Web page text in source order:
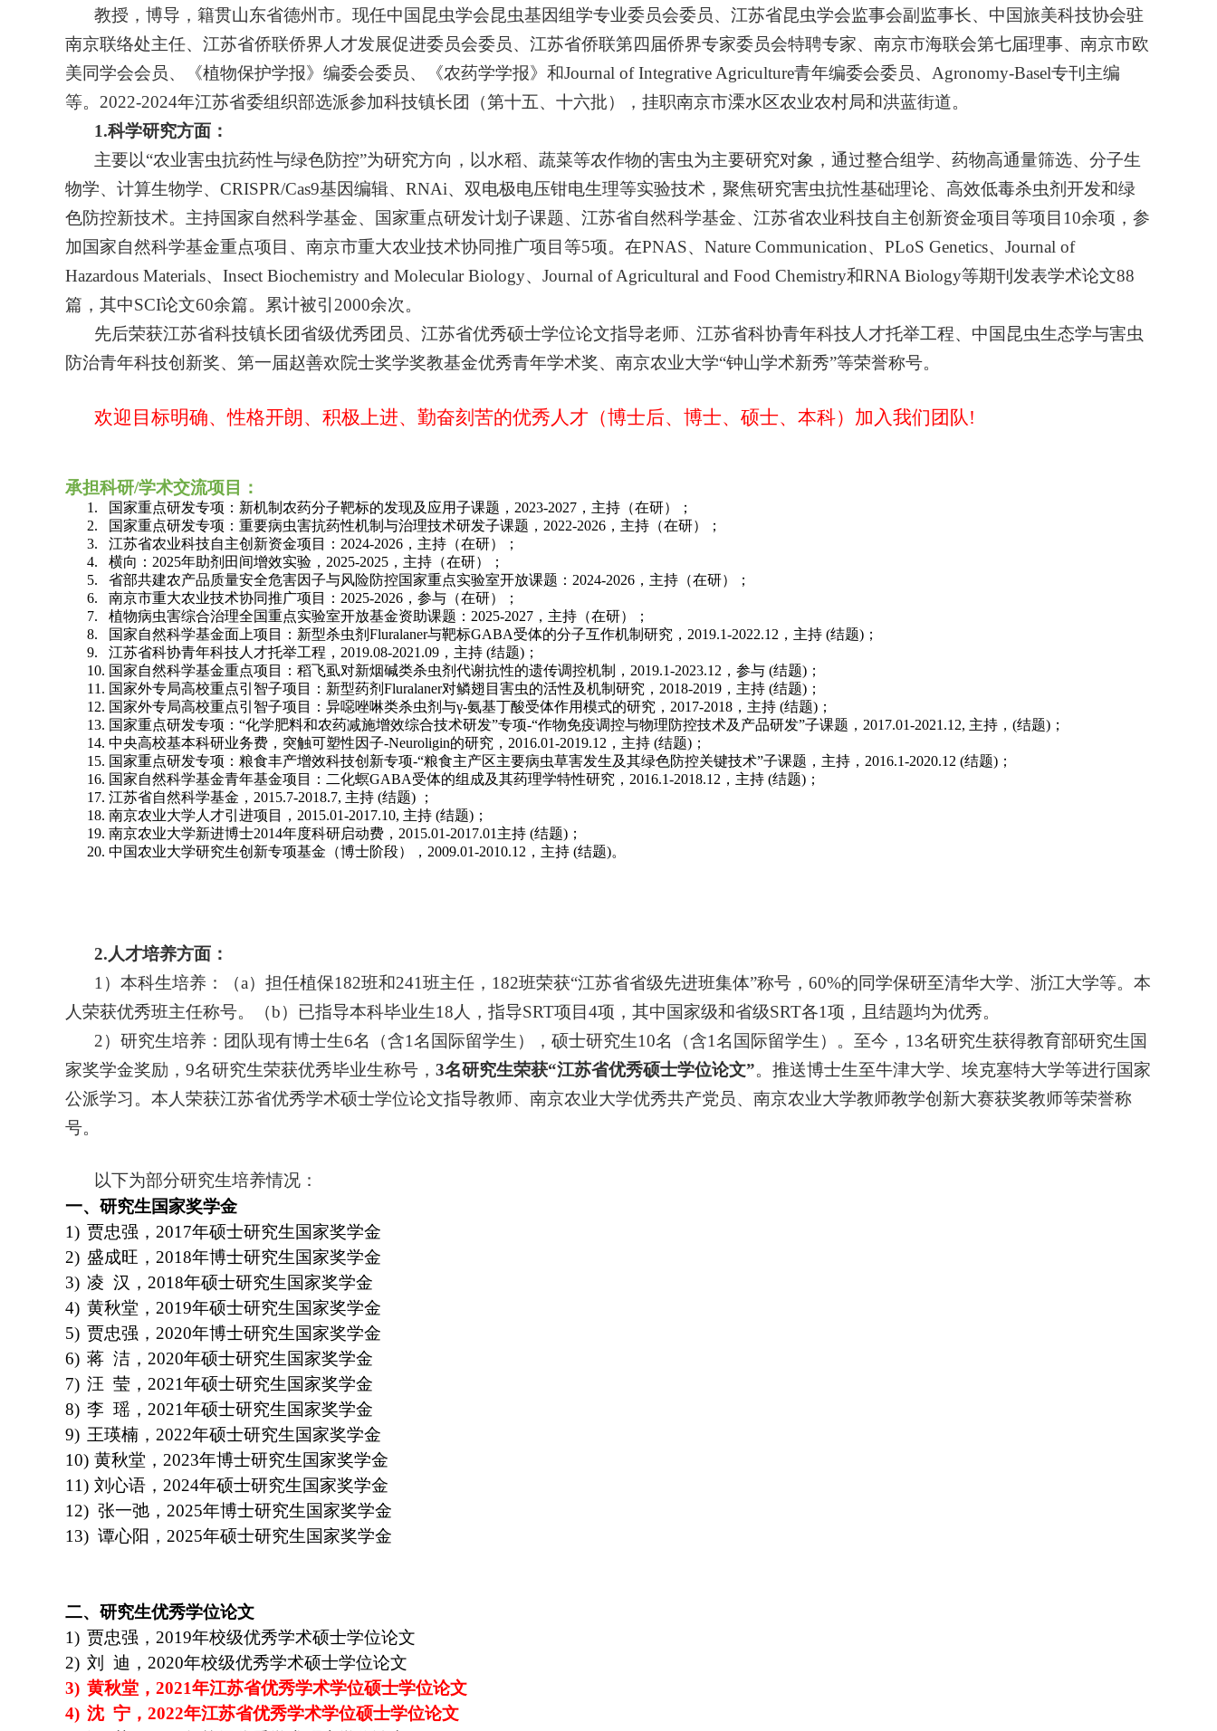
教授，博导，籍贯山东省德州市。现任中国昆虫学会昆虫基因组学专业委员会委员、江苏省昆虫学会监事会副监事长、中国旅美科技协会驻
南京联络处主任、江苏省侨联侨界人才发展促进委员会委员、江苏省侨联第四届侨界专家委员会特聘专家、南京市海联会第七届理事、南京市欧
美同学会会员、《植物保护学报》编委会委员、《农药学学报》和Journal of Integrative Agriculture青年编委会委员、 Agronomy-Basel专刊主编
等。 2022-2024年江苏省委组织部选派参加科技镇长团（第十五、十六批），挂职南京市溧水区农业农村局和洪蓝街道。
1.科学研究方面：
主要以“农业害虫抗药性与绿色防控”为研究方向，以水稻、蔬菜等农作物的害虫为主要研究对象，通过整合组学、药物高通量筛选、分子生
物学、计算生物学、 CRISPR/Cas9基因编辑、 RNAi、双电极电压钳电生理等实验技术，聚焦研究害虫抗性基础理论、高效低毒杀虫剂开发和绿
色防控新技术。主持国家自然科学基金、国家重点研发计划子课题、江苏省自然科学基金、江苏省农业科技自主创新资金项目等项目 10余项，参
加国家自然科学基金重点项目、南京市重大农业技术协同推广项目等5项。在PNAS、 Nature Communication、 PLoS Genetics、 Journal of
Hazardous Materials、 Insect Biochemistry and Molecular Biology、 Journal of Agricultural and Food Chemistry和RNA Biology等期刊发表学术论文88
篇，其中SCI论文60余篇。累计被引 2000余次。
先后荣获江苏省科技镇长团省级优秀团员、江苏省优秀硕士学位论文指导老师、江苏省科协青年科技人才托举工程、中国昆虫生态学与害虫
防治青年科技创新奖、第一届赵善欢院士奖学奖教基金优秀青年学术奖、南京农业大学“钟山学术新秀”等荣誉称号。
欢迎目标明确、性格开朗、积极上进、勤奋刻苦的优秀人才（博士后、博士、硕士、本科）加入我们团队!
承担科研/学术交流项目：
1. 国家重点研发专项：新机制农药分子靶标的发现及应用子课题， 2023-2027 ，主持（在研）；
2.
国家重点研发专项：重要病虫害抗药性机制与治理技术研发子课题， 2022-2026 ，主持（在研）；
3.
江苏省农业科技自主创新资金项目： 2024-2026 ，主持（在研）；
4.
横向： 2025年助剂田间增效实验， 2025-2025 ，主持（在研）；
5.
省部共建农产品质量安全危害因子与风险防控国家重点实验室开放课题： 2024-2026 ，主持（在研）；
6.
南京市重大农业技术协同推广项目： 2025-2026 ，参与（在研）；
7.
植物病虫害综合治理全国重点实验室开放基金资助课题： 2025-2027 ，主持（在研）；
8.
国家自然科学基金面上项目：新型杀虫剂 Fluralaner与靶标GABA受体的分子互作机制研究， 2019.1-2022.12 ，主持 (结题) ；
9.
江苏省科协青年科技人才托举工程， 2019.08-2021.09 ，主持 (结题) ；
10. 国家自然科学基金重点项目：稻飞虱对新烟碱类杀虫剂代谢抗性的遗传调控机制， 2019.1-2023.12 ，参与 (结题) ；
11. 国家外专局高校重点引智子项目：新型药剂 Fluralaner对鳞翅目害虫的活性及机制研究， 2018-2019 ，主持 (结题) ；
12. 国家外专局高校重点引智子项目：异噁唑啉类杀虫剂与γ-氨基丁酸受体作用模式的研究， 2017-2018 ，主持 (结题) ；
13. 国家重点研发专项： “化学肥料和农药减施增效综合技术研发”专项-“作物免疫调控与物理防控技术及产品研发”子课题， 2017.01-2021.12, 主持 ， (结题) ；
14. 中央高校基本科研业务费，突触可塑性因子-Neuroligin的研究， 2016.01-2019.12 ，主持 (结题) ；
15. 国家重点研发专项：粮食丰产增效科技创新专项-“粮食主产区主要病虫草害发生及其绿色防控关键技术”子课题， 主持 ， 2016.1-2020.12 (结题) ；
16. 国家自然科学基金青年基金项目：二化螟GABA受体的组成及其药理学特性研究， 2016.1-2018.12 ，主持 (结题) ；
17. 江苏省自然科学基金， 2015.7-2018.7, 主持 (结题)
；
18. 南京农业大学人才引进项目， 2015.01-2017.10, 主持 (结题) ；
19. 南京农业大学新进博士2014年度科研启动费， 2015.01-2017.01主持 (结题) ；
20. 中国农业大学研究生创新专项基金（博士阶段）， 2009.01-2010.12 ，主持 (结题)。
2.人才培养方面：
1）本科生培养：（a）担任植保182班和241班主任， 182班荣获“江苏省省级先进班集体”称号， 60%的同学保研至清华大学、浙江大学等。本
人荣获优秀班主任称号。（b）已指导本科毕业生18人，指导SRT项目 4项，其中国家级和省级SRT各1项，且结题均为优秀。
2）研究生培养：团队现有博士生6名（含1名国际留学生），硕士研究生10名（含1名国际留学生）。至今， 13名研究生获得教育部研究生国
家奖学金奖励， 9名研究生荣获优秀毕业生称号， 3名研究生荣获“江苏省优秀硕士学位论文”。推送博士生至牛津大学、埃克塞特大学等进行国家
公派学习。本人荣获江苏省优秀学术硕士学位论文指导教师、南京农业大学优秀共产党员、南京农业大学教师教学创新大赛获奖教师等荣誉称
号。
以下为部分研究生培养情况：
一、 研究生国家奖学金
1) 贾忠强， 2017年硕士研究生国家奖学金
2) 盛成旺， 2018年博士研究生国家奖学金
3) 凌 汉， 2018年硕士研究生国家奖学金
4) 黄秋堂， 2019年硕士研究生国家奖学金
5) 贾忠强， 2020年博士研究生国家奖学金
6) 蒋 洁， 2020年硕士研究生国家奖学金
7) 汪 莹， 2021年硕士研究生国家奖学金
8) 李 瑶， 2021年硕士研究生国家奖学金
9) 王瑛楠， 2022年硕士研究生国家奖学金
10) 黄秋堂， 2023年博士研究生国家奖学金
11) 刘心语， 2024年硕士研究生国家奖学金
12) 张一弛， 2025年博士研究生国家奖学金
13) 谭心阳， 2025年硕士研究生国家奖学金
二、 研究生优秀学位论文
1) 贾忠强， 2019年校级优秀学术硕士学位论文
2) 刘 迪， 2020年校级优秀学术硕士学位论文
3) 黄秋堂， 2021年江苏省优秀学术学位硕士学位论文
4) 沈 宁， 2022年江苏省优秀学术学位硕士学位论文